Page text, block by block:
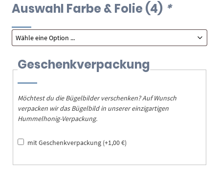
Auswahl Farbe & Folie (4) *
Geschenkverpackung
Möchtest du die Bügelbilder verschenken? Auf Wunsch
verpacken wir das Bügelbild in unserer einzigartigen
Hummelhonig-Verpackung.
mit Geschenkverpackung (+1,00€)